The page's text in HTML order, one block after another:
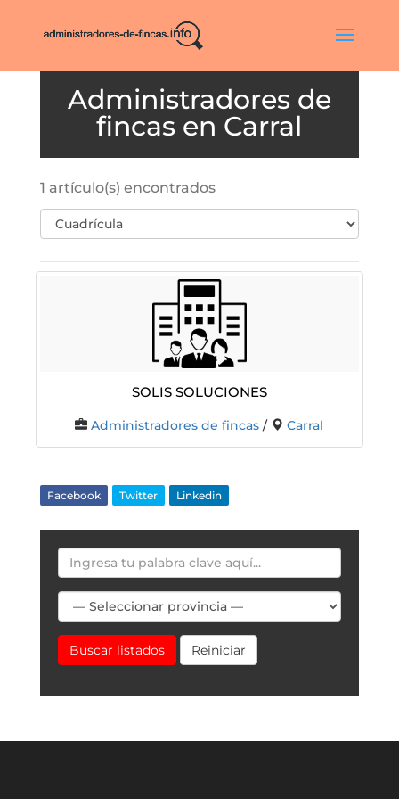
Carral
1 artículo(s) encontrados
Solis Soluciones
Administradores de fincas / Carral
Facebook Twitter Linkedin
Buscar listados Reiniciar